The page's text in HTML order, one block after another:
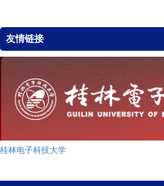
友情链接
桂林电子科技大学